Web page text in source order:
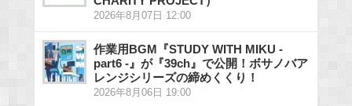
2026年8月07日 12:00
作業用BGM『STUDY WITH MIKU -
part6 -』が『39ch』で公開！ボサノバア
レンジシリーズの締めくくり！
2026年8月06日 19:00